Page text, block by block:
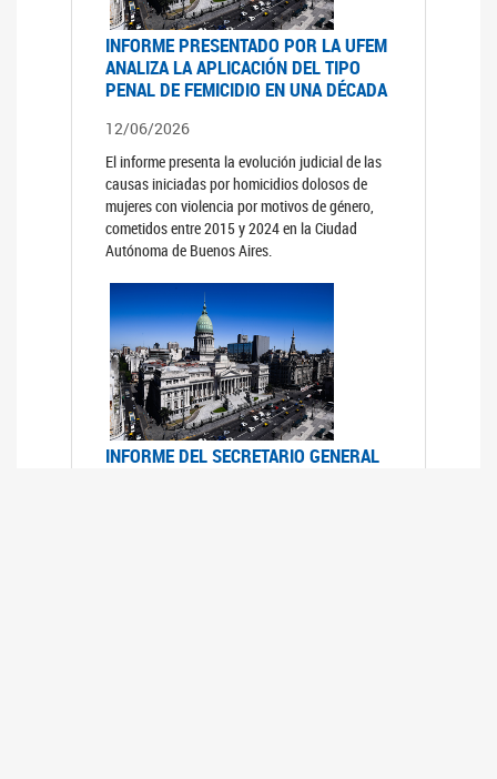
INFORME PRESENTADO POR LA UFEM
ANALIZA LA APLICACIÓN DEL TIPO
PENAL DE FEMICIDIO EN UNA DÉCADA
12/06/2026
El informe presenta la evolución judicial de las
causas iniciadas por homicidios dolosos de
mujeres con violencia por motivos de género,
cometidos entre 2015 y 2024 en la Ciudad
Autónoma de Buenos Aires.
INFORME DEL SECRETARIO GENERAL